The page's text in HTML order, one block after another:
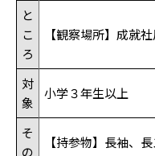
と
こ
ろ
【観察場所】成就
対
象
小学３年生以上
そ
の
【持参物】長袖、